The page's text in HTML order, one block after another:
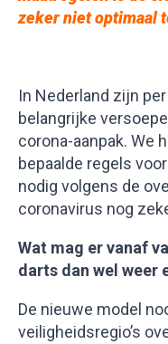
zeker niet optimaal
In Nederland zijn
belangrijke
corona-aanpak. We
bepaalde regels
nodig volgens de
coronavirus nog
Wat mag er vanaf
darts dan wel weer
De nieuwe model
veiligheidsregio’s